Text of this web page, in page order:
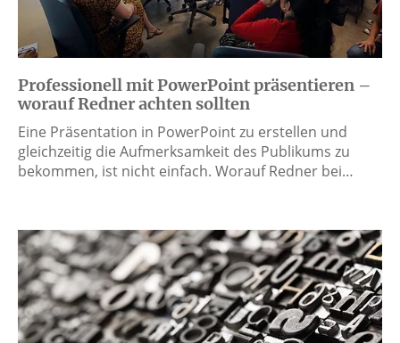
Professionell mit PowerPoint präsentieren –
worauf Redner achten sollten
Eine Präsentation in PowerPoint zu erstellen und
gleichzeitig die Aufmerksamkeit des Publikums zu
bekommen, ist nicht einfach. Worauf Redner bei…